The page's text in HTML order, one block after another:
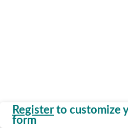
Register to customize
form